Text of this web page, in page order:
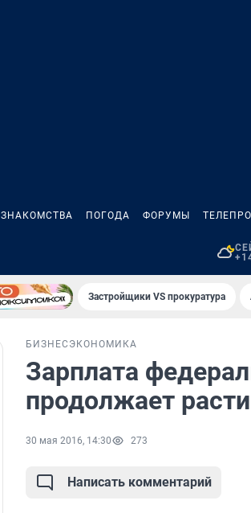
ЗНАКОМСТВА ПОГОДА ФОРУМЫ
Застройщики VS прокуратура
БИЗНЕС ЭКОНОМИКА
Зарплата
продолжает расти
30 мая 2016, 14:30 273
Написать комментарий